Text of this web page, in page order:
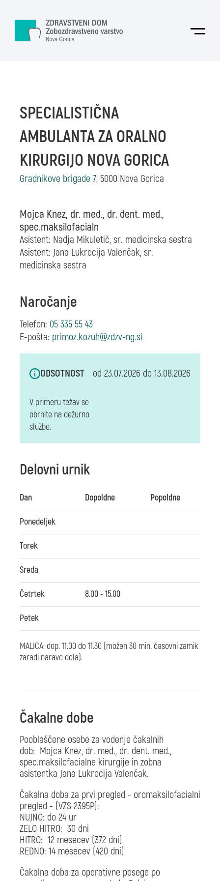
Odpri
SPECIALISTIČNA
AMBULANTA ZA ORALNO
KIRURGIJO NOVA GORICA
Gradnikove brigade 7, 5000 Nova Gorica
Mojca Knez, dr. med., dr. dent. med.,
spec.maksilofacialn
Asistent: Nadja Mikuletič, sr. medicinska sestra
Asistent: Jana Lukrecija Valenčak, sr.
medicinska sestra
Naročanje
Telefon: 05 335 55 43
E-pošta:
ODSOTNOST od 23.07.2026 do 13.08.2026
V primeru težav se
obrnite na dežurno
službo.
Delovni urnik
Dan Dopoldne Popoldne
Ponedeljek
Torek
Sreda
Četrtek 8.00 - 15.00
Petek
MALICA: dop. 11.00 do 11.30 (možen 30 min. časovni zamik
zaradi narave dela).
Čakalne dobe
Pooblaščene osebe za vodenje čakalnih
dob: Mojca Knez, dr. med., dr. dent. med.,
spec.maksilofacialne kirurgije in zobna
asistentka Jana Lukrecija Valenčak.
Čakalna doba za prvi pregled - oromaksilofacialni
pregled - (VZS 2395P):
NUJNO: do 24 ur
ZELO HITRO: 30 dni
HITRO: 12 mesecev (372 dni)
REDNO: 14 mesecev (420 dni)
Čakalna doba za operativne posege po